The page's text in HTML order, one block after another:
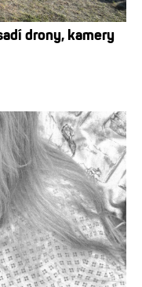
drony, kamery